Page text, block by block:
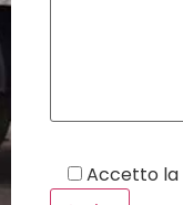
Accetto la